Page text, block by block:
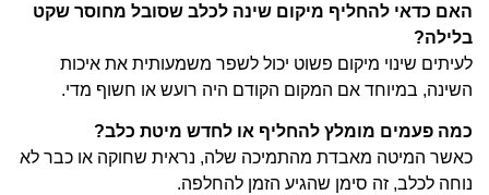
האם כדאי להחליף מיקום שינה לכלב שסובל מחוסר שקט
בלילה?
לעיתים שינוי מיקום פשוט יכול לשפר משמעותית את איכות
השינה, במיוחד אם המקום הקודם היה רועש או חשוף מדי.
כמה פעמים מומלץ להחליף או לחדש מיטת כלב?
כאשר המיטה מאבדת מהתמיכה שלה, נראית שחוקה או כבר לא
נוחה לכלב, זה סימן שהגיע הזמן להחלפה.